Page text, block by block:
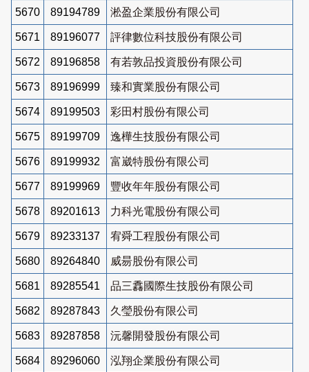
5670 89194789 淞盈企業股份有限公司
5671 89196077 評律數位科技股份有限公司
5672 89196858 有若敦品投資股份有限公司
5673 89196999 臻和實業股份有限公司
5674 89199503 彩田村股份有限公司
5675 89199709 逸樺生技股份有限公司
5676 89199932 富崴特股份有限公司
5677 89199969 豐收年年股份有限公司
5678 89201613 力科光電股份有限公司
5679 89233137 宥舜工程股份有限公司
5680 89264840 威昜股份有限公司
5681 89285541 品三馫國際生技股份有限公司
5682 89287843 久瑩股份有限公司
5683 89287858 沅馨開發股份有限公司
5684 89296060 泓翔企業股份有限公司